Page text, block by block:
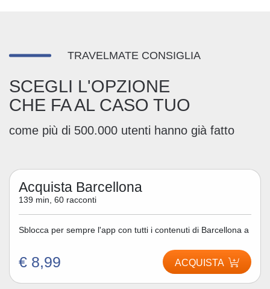
TRAVELMATE CONSIGLIA
SCEGLI L'OPZIONE
CHE FA AL CASO TUO
come più di 500.000 utenti hanno già fatto
Acquista Barcellona
139 min, 60 racconti
Sblocca per sempre l'app con tutti i contenuti di Barcellona a
€ 8,99 ACQUISTA